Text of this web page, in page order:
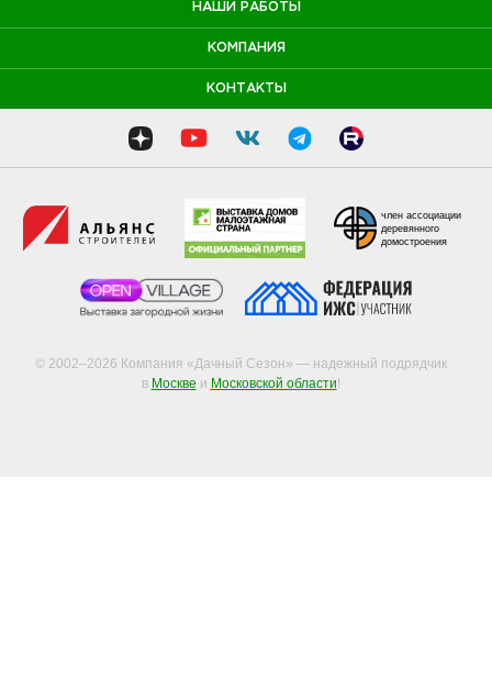
НАШИ РАБОТЫ
КОМПАНИЯ
КОНТАКТЫ
© 2002–2026 Компания «Дачный Сезон» — надежный подрядчик
в Москве и Московской области!
член ассоциации
деревянного
домостроения